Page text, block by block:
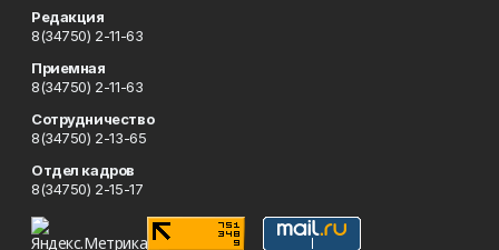
Редакция
8(34750) 2-11-63
Приемная
8(34750) 2-11-63
Сотрудничество
8(34750) 2-13-65
Отдел кадров
8(34750) 2-15-17